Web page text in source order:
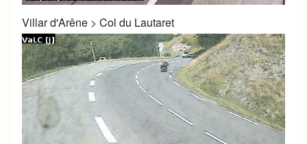
Villar d'Arêne > Col du Lautaret